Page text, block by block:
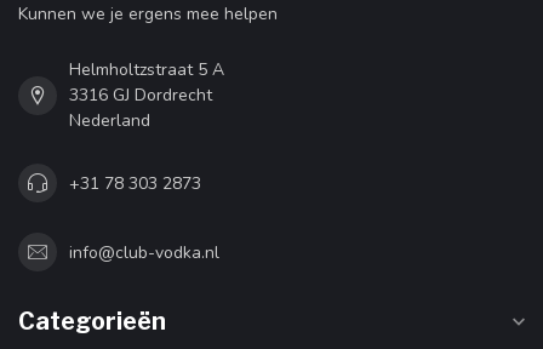
Kunnen we je ergens mee helpen
Helmholtzstraat 5 A
3316 GJ Dordrecht
Nederland
+31 78 303 2873
info@club-vodka.nl
Categorieën